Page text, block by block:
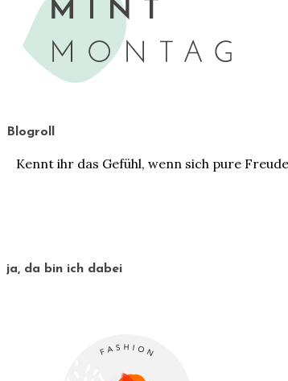
Blogroll
Kennt ihr das Gefühl, wenn sich pure
ja, da bin ich dabei